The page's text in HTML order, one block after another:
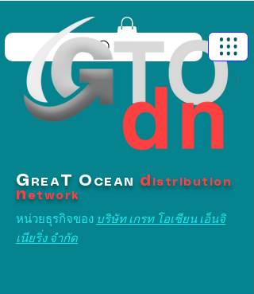
G REA T O CEAN d istribution
n etwork
หน่วยธุรกิจของ บริษัท เกรท โอเชียน เอ็นจิ
เนียริ่ง จำกัด